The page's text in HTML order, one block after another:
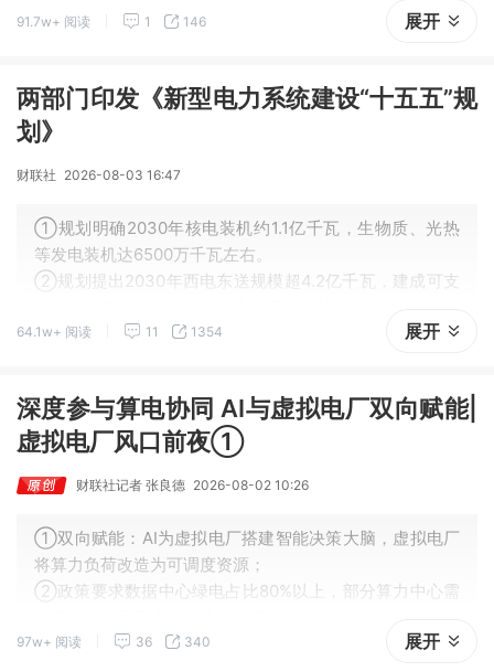
③业内人士普遍认为行业存在”十年黄金期”，行业可能处
91.7w+ 阅读 1 146 展开
两部门印发《新型电力系统建设“十五五”规
划》
财联社 2026-08-03 16:47
①规划明确2030年核电装机约1.1亿千瓦，生物质、光热
等发电装机达6500万千瓦左右。
②规划提出2030年西电东送规模超4.2亿千瓦，建成可支
64.1w+ 阅读 11 1354 展开
深度参与算电协同 AI与虚拟电厂双向赋能|
虚拟电厂风口前夜①
财联社记者 张良德 2026-08-02 10:26
①双向赋能：AI为虚拟电厂搭建智能决策大脑，虚拟电厂
将算力负荷改造为可调度资源；
②政策要求数据中心绿电占比80%以上，部分算力中心需
③某虚拟电厂AI智能体，在新能源出力、工商业负荷预测
97w+ 阅读 36 340 展开